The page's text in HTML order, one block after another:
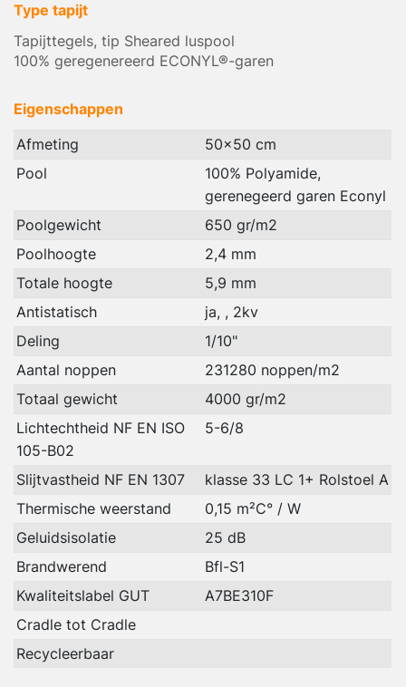
Type tapijt
Tapijttegels, tip Sheared luspool
100% geregenereerd ECONYL®-garen
Eigenschappen
Afmeting
50x50 cm
Pool
100% Polyamide,
gerenegeerd garen Econyl
Poolgewicht
650 gr/m2
Poolhoogte
2,4 mm
Totale hoogte
5,9 mm
Antistatisch
ja, , 2kv
Deling
1/10"
Aantal noppen
231280 noppen/m2
Totaal gewicht
4000 gr/m2
Lichtechtheid NF EN ISO
105-B02
5-6/8
Slijtvastheid NF EN 1307
klasse 33 LC 1+ Rolstoel A
Thermische weerstand
0,15 m²C° / W
Geluidsisolatie
25 dB
Brandwerend
Bfl-S1
Kwaliteitslabel GUT
A7BE310F
Cradle tot Cradle
Recycleerbaar